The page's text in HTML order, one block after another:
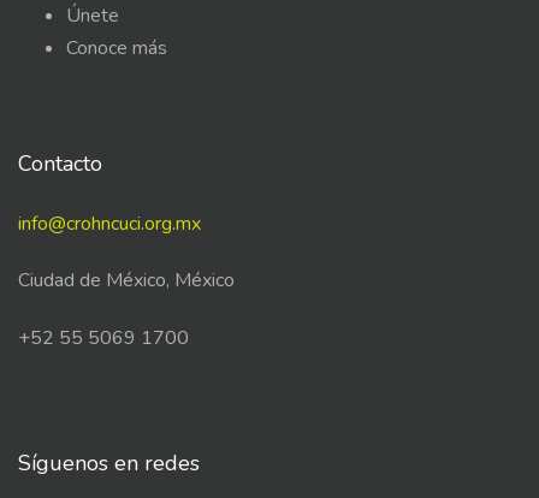
Únete
Conoce más
Contacto
info@crohncuci.org.mx
Ciudad de México, México
+52 55 5069 1700
Síguenos en redes